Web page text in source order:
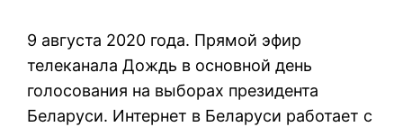
9 августа 2020 года. Прямой эфир
телеканала Дождь в основной день
голосования на выборах президента
Беларуси. Интернет в Беларуси работает с